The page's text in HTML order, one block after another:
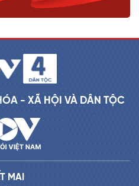
- XÃ HỘI VÀ DÂN TỘC
MAI